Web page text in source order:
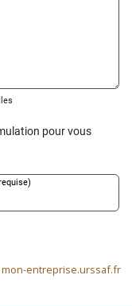
mon-entreprise.urssaf.fr